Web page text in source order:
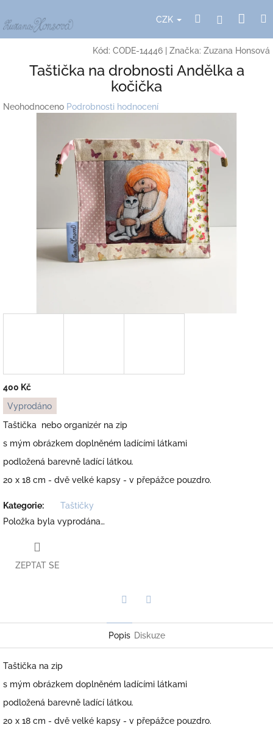
na
obsah
CZK HledatPřihlášení
Kód: CODE-14446 Značka: Zuzana Honsová
Taštička na drobnosti Andělka a
kočička
Průměrné
Neohodnoceno Podrobnosti hodnocení
400 Kč
Měrná
cena:
Vyprodáno
Taštička nebo organizér na zip
s mým obrázkem doplněném ladícími látkami
podložená barevně ladící látkou.
20 x 18 cm - dvě velké kapsy - v přepážce pouzdro.
Kategorie:
Taštičky
Položka byla vyprodána…
ZEPTAT SE
Popis Diskuze
Taštička na zip
s mým obrázkem doplněném ladícími látkami
podložená barevně ladící látkou.
20 x 18 cm - dvě velké kapsy - v přepážce pouzdro.